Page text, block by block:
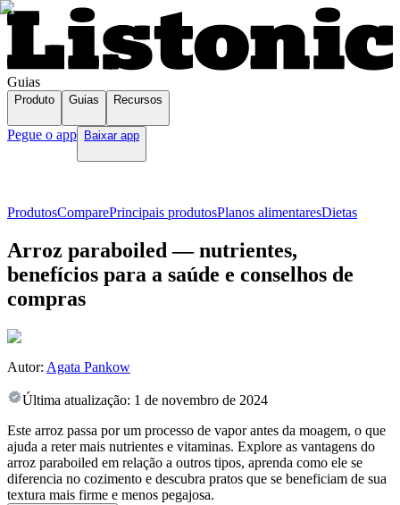
Guias
Produto Guias Recursos
Pegue o app Baixar app
ProdutosComparePrincipais produtosPlanos alimentaresDietas
Arroz paraboiled — nutrientes,
benefícios para a saúde e conselhos de
compras
Autor: Agata Pankow
Última atualização: 1 de novembro de 2024
Este arroz passa por um processo de vapor antes da moagem, o que
ajuda a reter mais nutrientes e vitaminas. Explore as vantagens do
arroz paraboiled em relação a outros tipos, aprenda como ele se
diferencia no cozimento e descubra pratos que se beneficiam de sua
textura mais firme e menos pegajosa.